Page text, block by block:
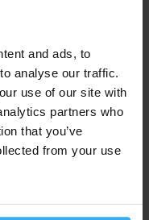
and ads, to
analyse our traffic.
use of our site with
partners who
that you’ve
from your use
– poznasz
obsługę
zbędne kliknięcia i
– nauczysz się
(stdin, stdout, stderr), co
gdzie wynik jednego
apostrofów